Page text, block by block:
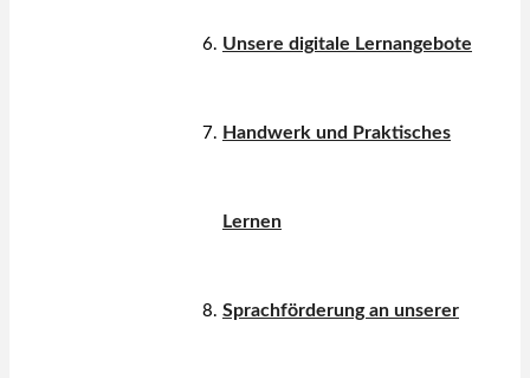
Unsere digitale Lernangebote
Handwerk und Praktisches
Lernen
Sprachförderung an unserer